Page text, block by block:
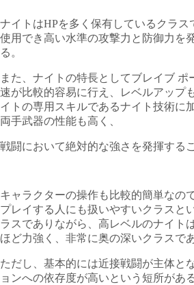
ナイトはHPを多く保有しているクラス
使用でき高い水準の攻撃力と防御力を
る。
また、ナイトの特長としてブレイブ ポ
速が比較的容易に行え、レベルアップ
イトの専用スキルであるナイト技術に
両手武器の性能も高く、
戦闘において絶対的な強さを発揮する
キャラクターの操作も比較的簡単なの
プレイする人にも扱いやすいクラスと
ラスでありながら、高レベルのナイト
ほど力強く、非常に奥の深いクラスであ
ただし、基本的には近接戦闘が主体と
ョンへの依存度が高いという短所があ